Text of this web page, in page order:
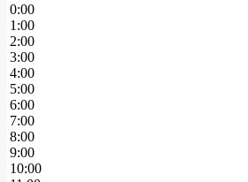
0:00
1:00
2:00
3:00
4:00
5:00
6:00
7:00
8:00
9:00
10:00